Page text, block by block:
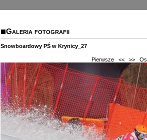
Galeria fotografii
Snowboardowy PŚ w Krynicy_27
Pierwsze << >>